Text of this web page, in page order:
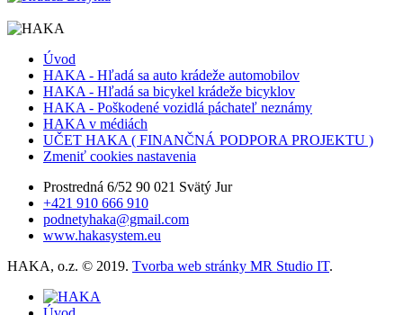
Úvod
HAKA - Hľadá sa auto krádeže automobilov
HAKA - Hľadá sa bicykel krádeže bicyklov
HAKA - Poškodené vozidlá páchateľ neznámy
HAKA v médiách
UČET HAKA ( FINANČNÁ PODPORA PROJEKTU )
Zmeniť cookies nastavenia
Prostredná 6/52 90 021 Svätý Jur
+421 910 666 910
podnetyhaka@gmail.com
www.hakasystem.eu
HAKA, o.z. © 2019. Tvorba web stránky MR Studio IT.